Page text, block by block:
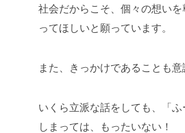
社会だからこそ、個々の想い
ってほしいと願っています。
また、きっかけであることも意
いくら立派な話をしても、「
しまっては、もったいない！